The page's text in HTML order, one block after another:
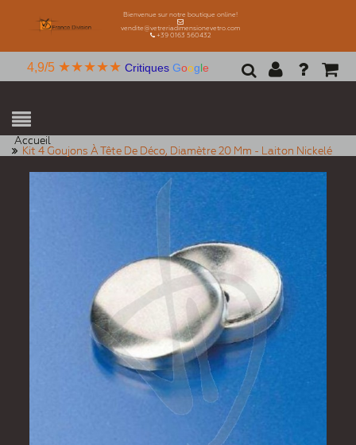
Bienvenue sur notre boutique online!
vendite@vetreriadimensionevetro.com
+39 0163 560432
4,9/5 ★★★★★ Critiques Google
Accueil
Kit 4 Goujons À Tête De Déco, Diamètre 20 Mm - Laiton Nickelé